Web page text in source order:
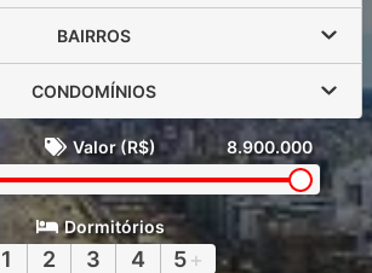
BAIRROS
CONDOMÍNIOS
Valor (R$) 8.900.000
Dormitórios
1 2 3 4 5 +